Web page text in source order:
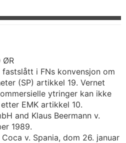
ØR
i FNs konvensjon om
(SP) artikkel 19. Vernet
ytringer kan ikke
EMK artikkel 10.
and Klaus Beermann v.
1989.
v. Spania, dom 26. januar